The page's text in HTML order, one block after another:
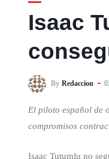
Isaac
By Redaccion
El piloto español de
compromisos
Isaac Tutumlu no